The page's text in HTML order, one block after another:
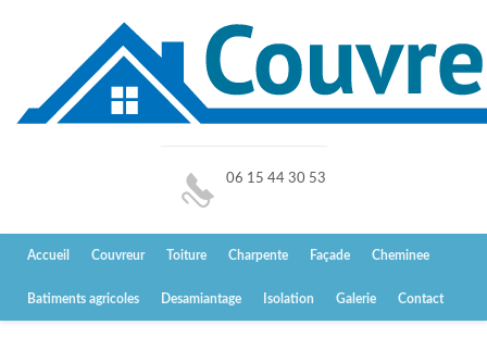
06 15 44 30 53
Accueil Couvreur Toiture Charpente Façade Cheminee
Batiments agricoles Desamiantage Isolation Galerie Contact